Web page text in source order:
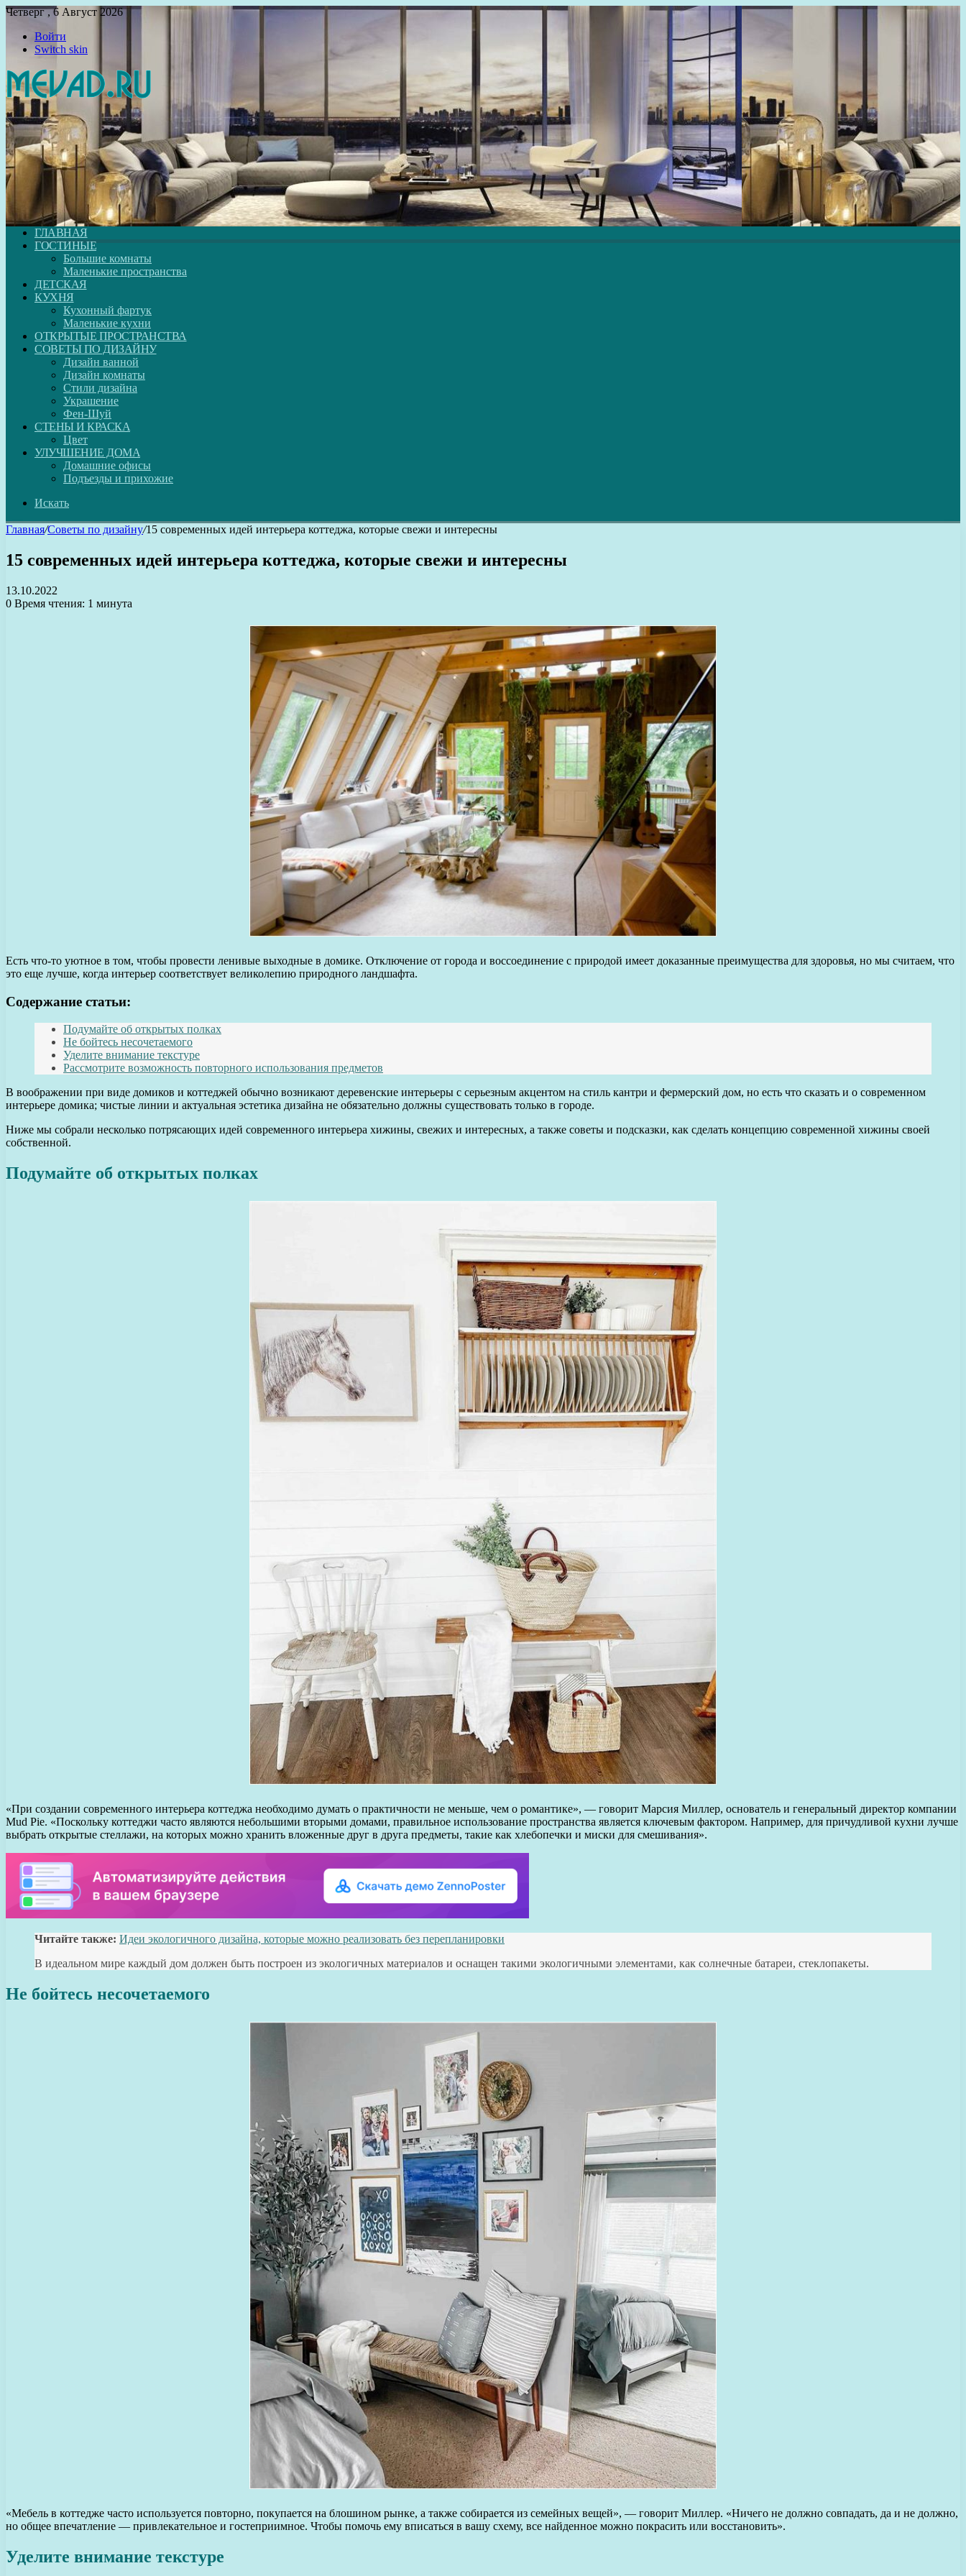
Четверг , 6 Август 2026
Войти
Switch skin
ГЛАВНАЯ
ГОСТИНЫЕ
Большие комнаты
Маленькие пространства
ДЕТСКАЯ
КУХНЯ
Кухонный фартук
Маленькие кухни
ОТКРЫТЫЕ ПРОСТРАНСТВА
СОВЕТЫ ПО ДИЗАЙНУ
Дизайн ванной
Дизайн комнаты
Стили дизайна
Украшение
Фен-Шуй
СТЕНЫ И КРАСКА
Цвет
УЛУЧШЕНИЕ ДОМА
Домашние офисы
Подъезды и прихожие
Искать
Главная/Советы по дизайну/15 современных идей интерьера коттеджа, которые свежи и интересны
15 современных идей интерьера коттеджа, которые свежи и интересны
13.10.2022
0 Время чтения: 1 минута
Есть что-то уютное в том, чтобы провести ленивые выходные в домике. Отключение от города и воссоединение с природой имеет доказанные преимущества для здоровья, но мы считаем, что
это еще лучше, когда интерьер соответствует великолепию природного ландшафта.
Содержание статьи:
Подумайте об открытых полках
Не бойтесь несочетаемого
Уделите внимание текстуре
Рассмотрите возможность повторного использования предметов
В воображении при виде домиков и коттеджей обычно возникают деревенские интерьеры с серьезным акцентом на стиль кантри и фермерский дом, но есть что сказать и о современном
интерьере домика; чистые линии и актуальная эстетика дизайна не обязательно должны существовать только в городе.
Ниже мы собрали несколько потрясающих идей современного интерьера хижины, свежих и интересных, а также советы и подсказки, как сделать концепцию современной хижины своей
собственной.
Подумайте об открытых полках
«При создании современного интерьера коттеджа необходимо думать о практичности не меньше, чем о романтике», — говорит Марсия Миллер, основатель и генеральный директор компании
Mud Pie. «Поскольку коттеджи часто являются небольшими вторыми домами, правильное использование пространства является ключевым фактором. Например, для причудливой кухни лучше
выбрать открытые стеллажи, на которых можно хранить вложенные друг в друга предметы, такие как хлебопечки и миски для смешивания».
Читайте также: Идеи экологичного дизайна, которые можно реализовать без перепланировки
В идеальном мире каждый дом должен быть построен из экологичных материалов и оснащен такими экологичными элементами, как солнечные батареи, стеклопакеты.
Не бойтесь несочетаемого
«Мебель в коттедже часто используется повторно, покупается на блошином рынке, а также собирается из семейных вещей», — говорит Миллер. «Ничего не должно совпадать, да и не должно,
но общее впечатление — привлекательное и гостеприимное. Чтобы помочь ему вписаться в вашу схему, все найденное можно покрасить или восстановить».
Уделите внимание текстуре